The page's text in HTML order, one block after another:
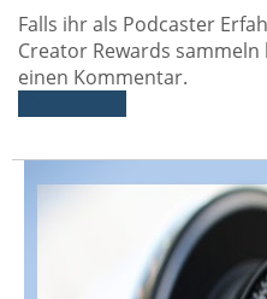
Falls ihr als Podcaster
Creator Rewards
einen Kommentar.